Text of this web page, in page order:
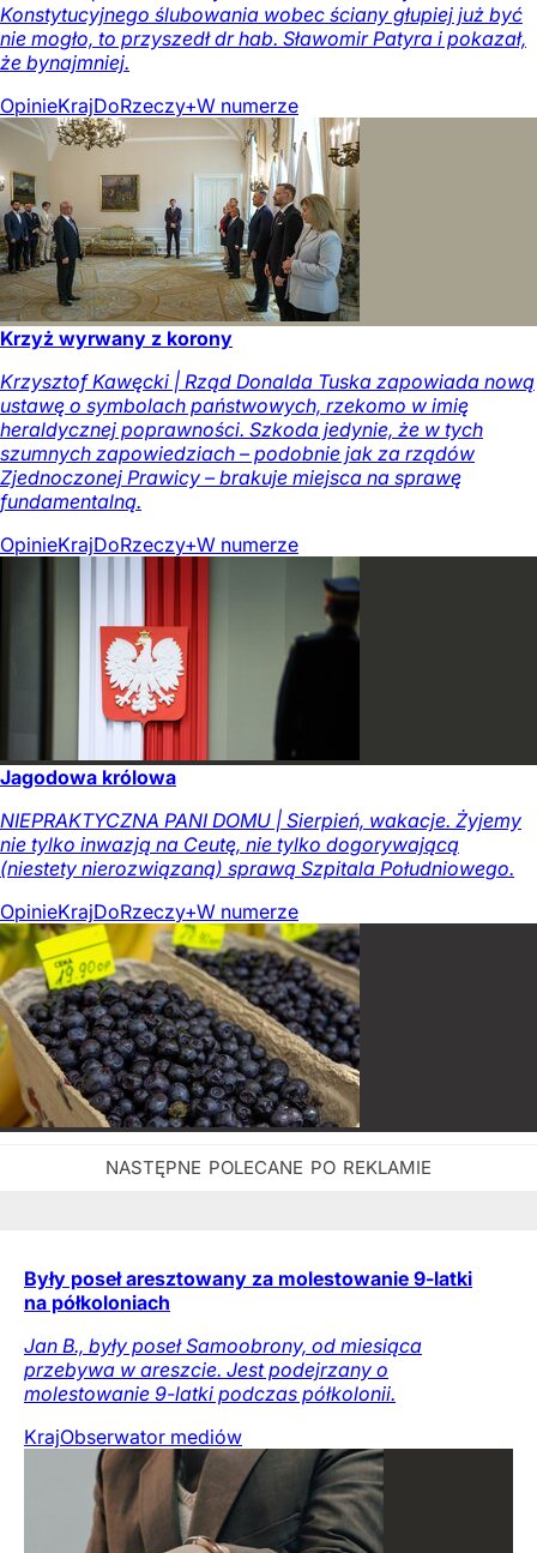
Konstytucyjnego ślubowania wobec ściany głupiej już być
nie mogło, to przyszedł dr hab. Sławomir Patyra i pokazał,
że bynajmniej.
OpinieKrajDoRzeczy+W numerze
Krzyż wyrwany z korony
Krzysztof Kawęcki | Rząd Donalda Tuska zapowiada nową
ustawę o symbolach państwowych, rzekomo w imię
heraldycznej poprawności. Szkoda jedynie, że w tych
szumnych zapowiedziach – podobnie jak za rządów
Zjednoczonej Prawicy – brakuje miejsca na sprawę
fundamentalną.
OpinieKrajDoRzeczy+W numerze
Jagodowa królowa
NIEPRAKTYCZNA PANI DOMU | Sierpień, wakacje. Żyjemy
nie tylko inwazją na Ceutę, nie tylko dogorywającą
(niestety nierozwiązaną) sprawą Szpitala Południowego.
OpinieKrajDoRzeczy+W numerze
Były poseł aresztowany za molestowanie 9-latki
na półkoloniach
Jan B., były poseł Samoobrony, od miesiąca
przebywa w areszcie. Jest podejrzany o
molestowanie 9-latki podczas półkolonii.
KrajObserwator mediów